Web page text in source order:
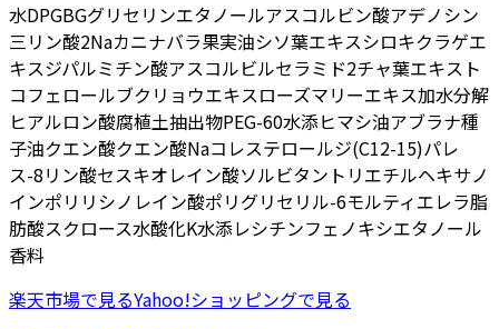
水DPGBGグリセリンエタノールアスコルビン酸アデノシン
三リン酸2Naカニナバラ果実油シソ葉エキスシロキクラゲエ
キスジパルミチン酸アスコルビルセラミド2チャ葉エキス ト
コフェロールブクリョウエキスローズマリーエキス加水分解
ヒアルロン酸腐植土抽出物PEG-60水添ヒマシ油アブラナ種
子油クエン酸クエン酸Naコレステロールジ(C12-15)パレ
ス-8リン酸セスキオレイン酸ソルビタン トリエチルヘキサノ
インポリリシノレイン酸ポリグリセリル-6モルティエレラ脂
肪酸スクロース水酸化K水添レシチンフェノキシエタノール
香料
楽天市場で見るYahoo!ショッピングで見る